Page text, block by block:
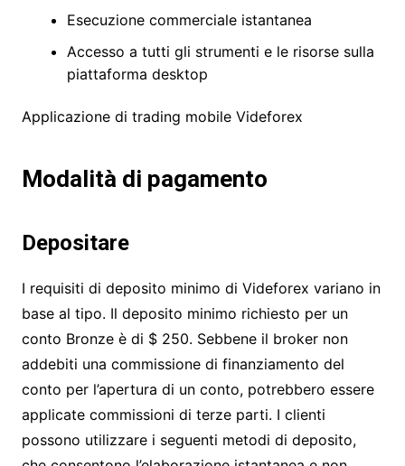
Esecuzione commerciale istantanea
Accesso a tutti gli strumenti e le risorse sulla
piattaforma desktop
Applicazione di trading mobile Videforex
Modalità di pagamento
Depositare
I requisiti di deposito minimo di Videforex variano in
base al tipo. Il deposito minimo richiesto per un
conto Bronze è di $ 250. Sebbene il broker non
addebiti una commissione di finanziamento del
conto per l’apertura di un conto, potrebbero essere
applicate commissioni di terze parti. I clienti
possono utilizzare i seguenti metodi di deposito,